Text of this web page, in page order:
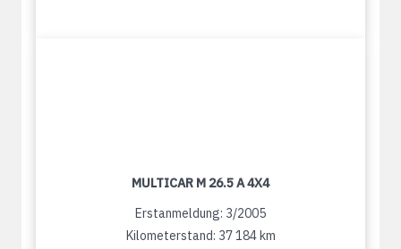
MULTICAR M 26.5 A 4X4
Erstanmeldung: 3/2005
Kilometerstand: 37 184 km